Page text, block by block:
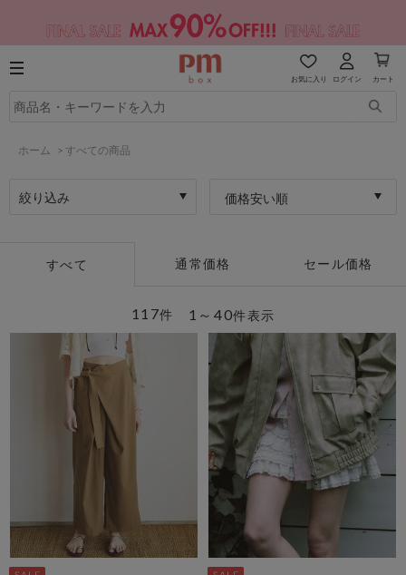
お気に入り ログイン カート
ホーム > すべての商品
絞り込み 価格安い順
すべて 通常価格 セール価格
1～40件表示
117件